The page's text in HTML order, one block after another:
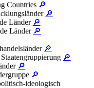
Countries 🔎
🔎
Länder 🔎
Länder 🔎
🔎
🔎
🔎
🔎
ideologisch